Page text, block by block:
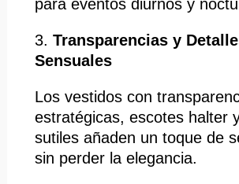
para eventos diurnos y
3. Transparencias y
Sensuales
Los vestidos con
estratégicas, escotes halter
sutiles añaden un toque de
sin perder la elegancia. ​